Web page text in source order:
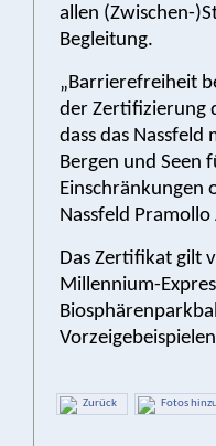
allen (Zwischen-
Begleitung.
„Barrierefreiheit
der Zertifizierung
dass das
Bergen und Seen
Einschränkungen
Nassfeld
Das Zertifikat gilt
Millennium-
Zurück Fotos